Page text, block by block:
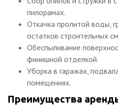
пилорамах.
Откачка пролитой воды,
остатков строительных
Обеспыливание
финишной отделкой.
Уборка в гаражах,
помещениях.
Преимущества